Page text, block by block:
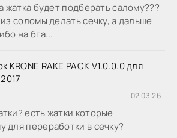
жатка будет подберать салому???
соломы делать сечку, а дальше
на бга...
KRONE RAKE PACK V1.0.0.0 для
02.03.26
есть жатки которые
для переработки в сечку?